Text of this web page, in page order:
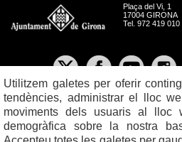
Plaça del Vi, 1
17004 GIRONA
Tel. 972 419 010
Utilitzem galetes per oferir
tendències, administrar el lloc
moviments dels usuaris al lloc
demogràfica sobre la nostra